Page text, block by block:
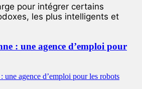
pour intégrer certains
les plus intelligents et
: une agence d’emploi pour